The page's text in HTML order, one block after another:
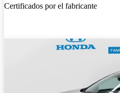
Certificados por el fabricante